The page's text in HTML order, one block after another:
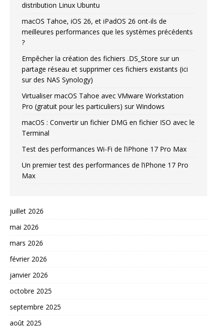
distribution Linux Ubuntu
macOS Tahoe, iOS 26, et iPadOS 26 ont-ils de
meilleures performances que les systèmes précédents
?
Empêcher la création des fichiers .DS_Store sur un
partage réseau et supprimer ces fichiers existants (ici
sur des NAS Synology)
Virtualiser macOS Tahoe avec VMware Workstation
Pro (gratuit pour les particuliers) sur Windows
macOS : Convertir un fichier DMG en fichier ISO avec le
Terminal
Test des performances Wi-Fi de l’iPhone 17 Pro Max
Un premier test des performances de l’iPhone 17 Pro
Max
juillet 2026
mai 2026
mars 2026
février 2026
janvier 2026
octobre 2025
septembre 2025
août 2025